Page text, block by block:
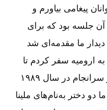
پیغامی بیاورم و
جلسه بود که برای
دیدار ما مقدمه‌‌ای شد
ارومیه سفر کردم تا
بتوانم بیشتر با او آشنا شوم و سرانجام در سال ۱۹۸۹
دو دختر به‌‌نام‌‌های ملینا